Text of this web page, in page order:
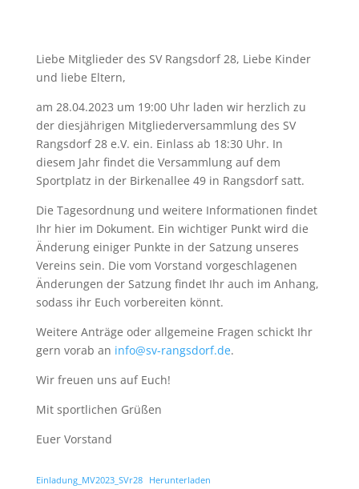
Liebe Mitglieder des SV Rangsdorf 28, Liebe Kinder
und liebe Eltern,
am 28.04.2023 um 19:00 Uhr laden wir herzlich zu
der diesjährigen Mitgliederversammlung des SV
Rangsdorf 28 e.V. ein. Einlass ab 18:30 Uhr. In
diesem Jahr findet die Versammlung auf dem
Sportplatz in der Birkenallee 49 in Rangsdorf satt.
Die Tagesordnung und weitere Informationen findet
Ihr hier im Dokument. Ein wichtiger Punkt wird die
Änderung einiger Punkte in der Satzung unseres
Vereins sein. Die vom Vorstand vorgeschlagenen
Änderungen der Satzung findet Ihr auch im Anhang,
sodass ihr Euch vorbereiten könnt.
Weitere Anträge oder allgemeine Fragen schickt Ihr
gern vorab an info@sv-rangsdorf.de.
Wir freuen uns auf Euch!
Mit sportlichen Grüßen
Euer Vorstand
Einladung_MV2023_SVr28 Herunterladen